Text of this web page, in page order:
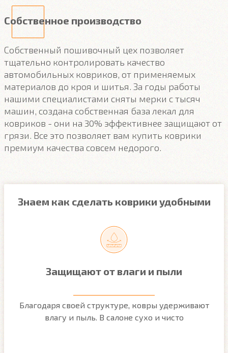
Собственное производство
Собственный пошивочный цех позволяет
тщательно контролировать качество
автомобильных ковриков, от применяемых
материалов до кроя и шитья. За годы работы
нашими специалистами сняты мерки с тысяч
машин, создана собственная база лекал для
ковриков - они на 30% эффективнее защищают от
грязи. Все это позволяет вам купить коврики
премиум качества совсем недорого.
Знаем как сделать коврики удобными
Защищают от влаги и пыли
Благодаря своей структуре, ковры удерживают
влагу и пыль. В салоне сухо и чисто